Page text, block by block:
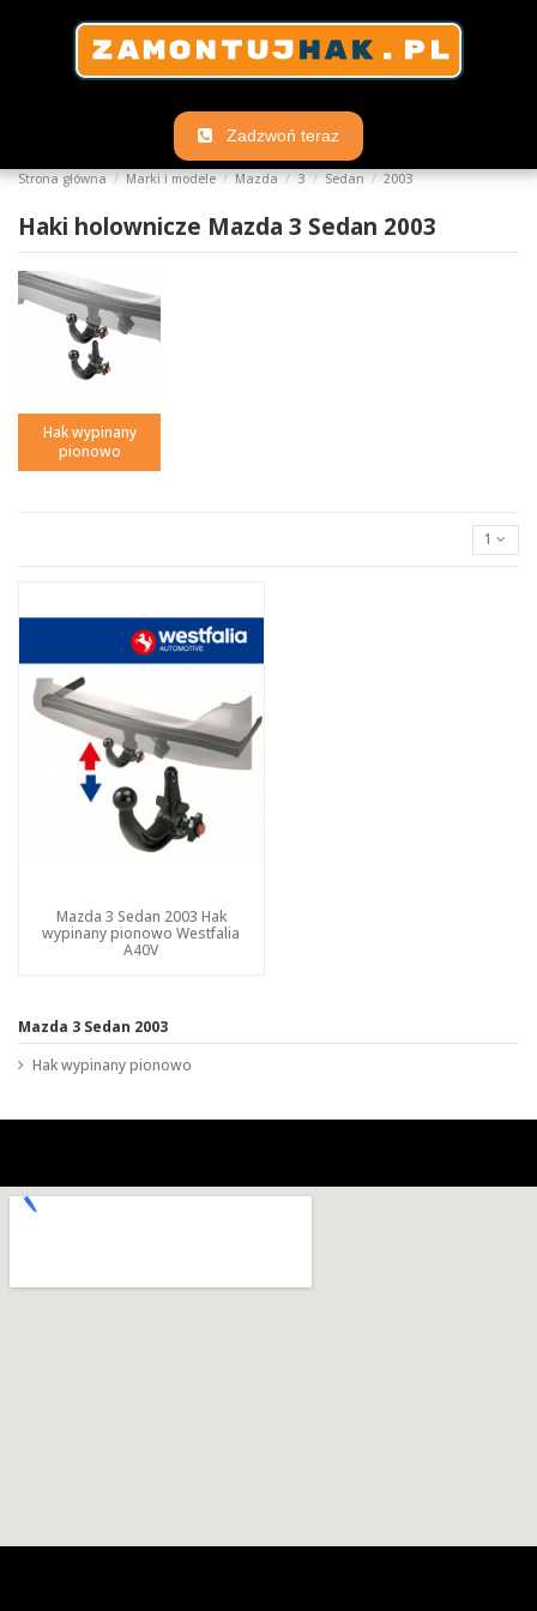
Zadzwoń teraz
Strona główna Marki i modele Mazda 3 Sedan 2003
Haki holownicze Mazda 3 Sedan 2003
Hak wypinany
pionowo
1
Mazda 3 Sedan 2003 Hak
wypinany pionowo Westfalia
A40V
Mazda 3 Sedan 2003
Hak wypinany pionowo